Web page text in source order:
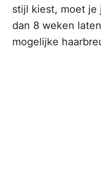
stijl kiest, moet je
dan 8 weken
mogelijke